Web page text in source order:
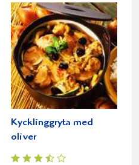
Kycklinggryta med
oliver